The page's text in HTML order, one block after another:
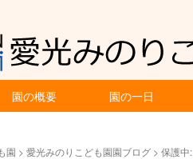
園の概要 園の一日
園 > 愛光みのりこども園園ブログ> 保護中